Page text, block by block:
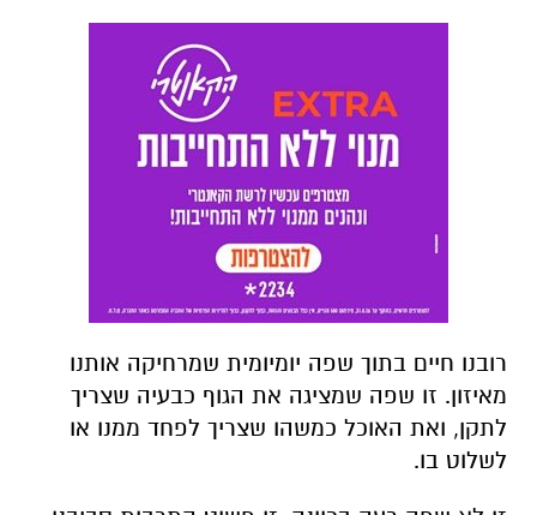
רובנו חיים בתוך שפה יומיומית שמרחיקה אותנו
מאיזון. זו שפה שמציגה את הגוף כבעיה שצריך
לתקן, ואת האוכל כמשהו שצריך לפחד ממנו או
לשלוט בו.